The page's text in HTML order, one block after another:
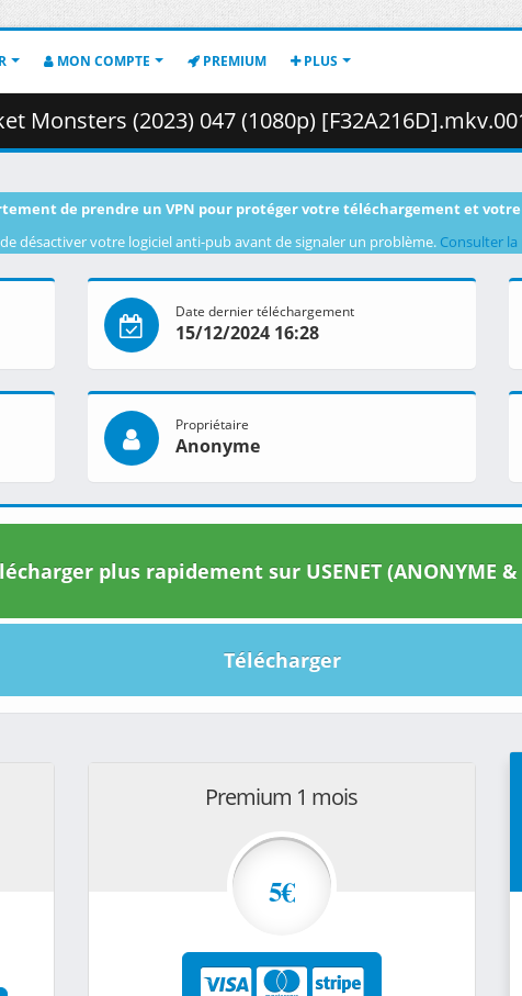
MON COMPTE PREMIUM PLUS
(2023) 047 (1080p) [F32A216D].mkv.001 (
de prendre un VPN pour protéger votre téléchargement et
désactiver votre logiciel anti-pub avant de signaler un problème. Consulter
Date dernier téléchargement
15/12/2024 16:28
Propriétaire
Anonyme
plus rapidement sur USENET (ANONYME &
Télécharger
Premium 1 mois
5€